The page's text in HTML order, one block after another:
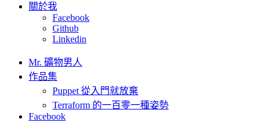
關於我
Facebook
Github
Linkedin
Mr. 礦物男人
作品集
Puppet 從入門就放棄
Terraform 的一百零一種姿勢
Facebook